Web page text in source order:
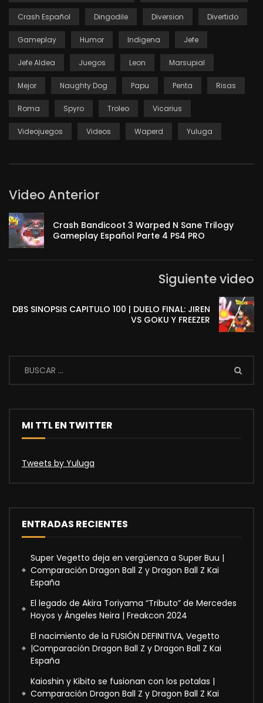
Crash Español Dingodile Diversion Divertido
Gameplay Humor Indigena Jefe
Jefe Aldea Juegos Leon Marsupial
Mejor Naughty Dog Papu Penta Risas
Roma Spyro Troleo Vicarius
Videojuegos Videos Waperd Yuluga
Video Anterior
Crash Bandicoot 3 Warped N Sane Trilogy
Gameplay Español Parte 4 PS4 PRO
Siguiente video
DBS SINOPSIS CAPITULO 100 | DUELO FINAL: JIREN
VS GOKU Y FREEZER
MI TTL EN TWITTER
Tweets by Yuluga
ENTRADAS RECIENTES
Super Vegetto deja en vergüenza a Super Buu |
Comparación Dragon Ball Z y Dragon Ball Z Kai
España
El legado de Akira Toriyama “Tributo” de Mercedes
Hoyos y Ángeles Neira | Freakcon 2024
El nacimiento de la FUSIÓN DEFINITIVA, Vegetto
|Comparación Dragon Ball Z y Dragon Ball Z Kai
España
Kaioshin y Kibito se fusionan con los potalas |
Comparación Dragon Ball Z y Dragon Ball Z Kai